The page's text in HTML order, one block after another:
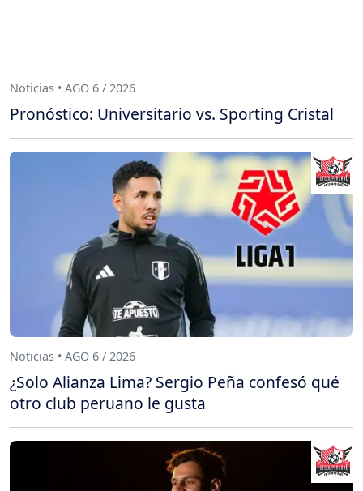
Noticias • AGO 6 / 2026
Pronóstico: Universitario vs. Sporting Cristal
Noticias • AGO 6 / 2026
¿Solo Alianza Lima? Sergio Peña confesó qué
otro club peruano le gusta